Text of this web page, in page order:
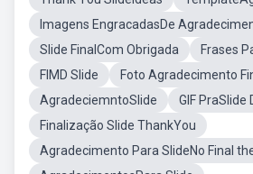
Imagens EngracadasDe
Slide FinalCom Obrigada
Frases
FIMD Slide
Foto Agradecimento
AgradeciemntoSlide
GIF
Finalização Slide ThankYou
Agradecimento Para SlideNo Final